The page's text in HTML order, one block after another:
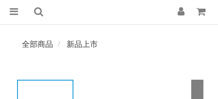
全部商品 新品上市